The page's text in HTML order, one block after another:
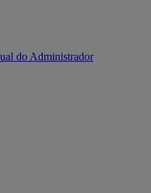
do Administrador